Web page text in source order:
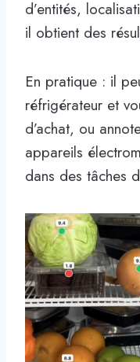
d’entités,
il obtient des
En pratique : il
réfrigérateur et
d’achat, ou
appareils
dans des tâches